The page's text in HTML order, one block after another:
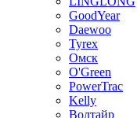
GoodYear
Daewoo
Tyrex
Омск
O'Green
PowerTrac
Kelly
Волтайр